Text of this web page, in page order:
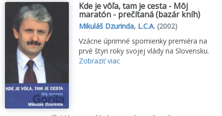
Kde je vôľa, tam je cesta - Môj
maratón - prečítaná (bazár kníh)
Mikuláš Dzurinda, L.C.A. (2002)
Vzácne úprimné spomienky premiéra na
prvé štyri roky svojej vlády na Slovensku.
Zobraziť viac